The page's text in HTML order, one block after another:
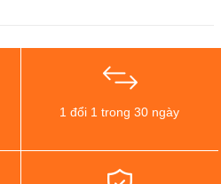
1 đổi 1 trong 30 ngày